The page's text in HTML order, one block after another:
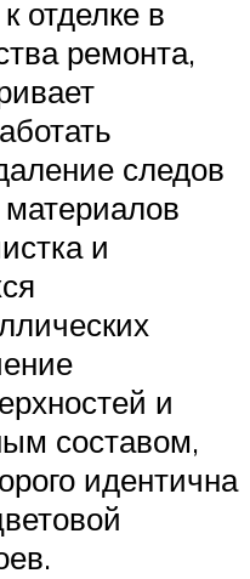
отделке в
ремонта,
следов
и
и
составом,
идентична